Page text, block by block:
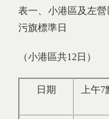
表一、小港區及左
污旗標準日
（小港區共12日）
日期 上午